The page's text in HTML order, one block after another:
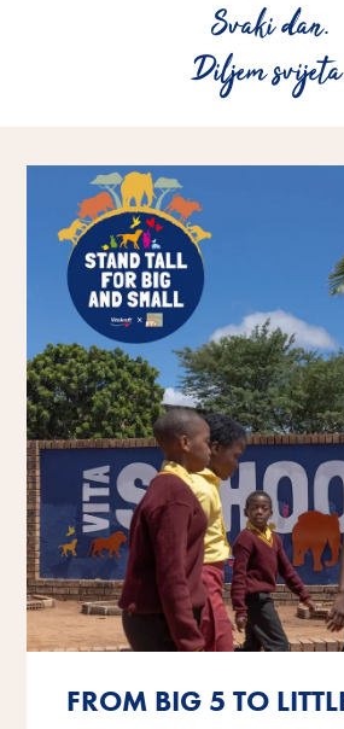
Svaki dan.
Diljem
Saznajte više
FROM BIG 5 TO
FROM BIG 5 TO
FROM BIG 5 TO